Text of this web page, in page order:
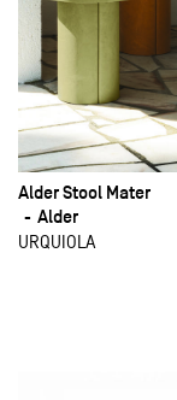
Alder Stool Mater
Alder
URQUIOLA